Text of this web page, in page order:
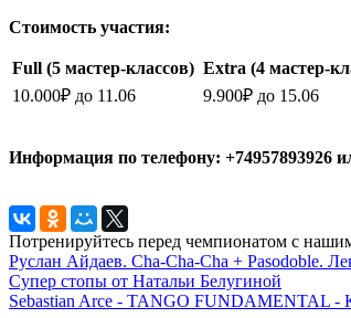
Стоимость участия:
Full (5 мастер-классов) Extra (4 мастер-
10.000₽ до 11.06 9.900₽ до 15.06
Информация по телефону: +74957893926
Потренируйтесь перед чемпионатом с
Руслан Айдаев. Cha-Cha-Cha + Pasodoble.
Супер стопы от Натальи Белугиной
Sebastian Arce - TANGO